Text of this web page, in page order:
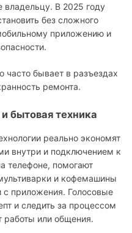
владельцу. В 2025 году
без сложного
приложению и
часто бывает в разъездах
ремонта.
бытовая техника
реально экономят
внутри и подключением к
телефоне, помогают
и кофемашины
с приложения. Голосовые
и следить за процессом
работы или общения.